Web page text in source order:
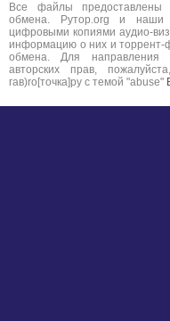
Все файлы предоставлены
обмена. Рутор.org и наши
цифровыми копиями аудио-
информацию о них и торрент-
обмена. Для направления
авторских прав,
гав)ro[точка]ру с темой "abuse"